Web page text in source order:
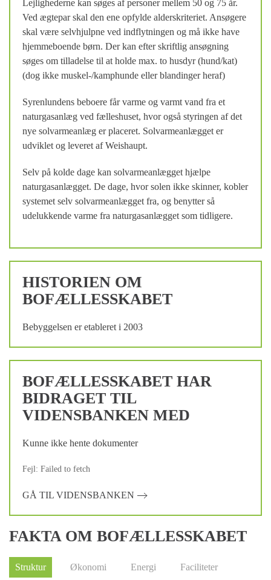
Lejlighederne kan søges af personer mellem 50 og 75 år.
Ved ægtepar skal den ene opfylde alderskriteriet. Ansøgere
skal være selvhjulpne ved indflytningen og må ikke have
hjemmeboende børn. Der kan efter skriftlig ansøgning
søges om tilladelse til at holde max. to husdyr (hund/kat)
(dog ikke muskel-/kamphunde eller blandinger heraf)
Syrenlundens beboere får varme og varmt vand fra et
naturgasanlæg ved fælleshuset, hvor også styringen af det
nye solvarmeanlæg er placeret. Solvarmeanlægget er
udviklet og leveret af Weishaupt.
Selv på kolde dage kan solvarmeanlægget hjælpe
naturgasanlægget. De dage, hvor solen ikke skinner, kobler
systemet selv solvarmeanlægget fra, og benytter så
udelukkende varme fra naturgasanlægget som tidligere.
HISTORIEN OM
BOFÆLLESSKABET
Bebyggelsen er etableret i 2003
BOFÆLLESSKABET HAR
BIDRAGET TIL
VIDENSBANKEN MED
Kunne ikke hente dokumenter
Fejl: Failed to fetch
GÅ TIL VIDENSBANKEN
FAKTA OM BOFÆLLESSKABET
Struktur Økonomi Energi
Faciliteter